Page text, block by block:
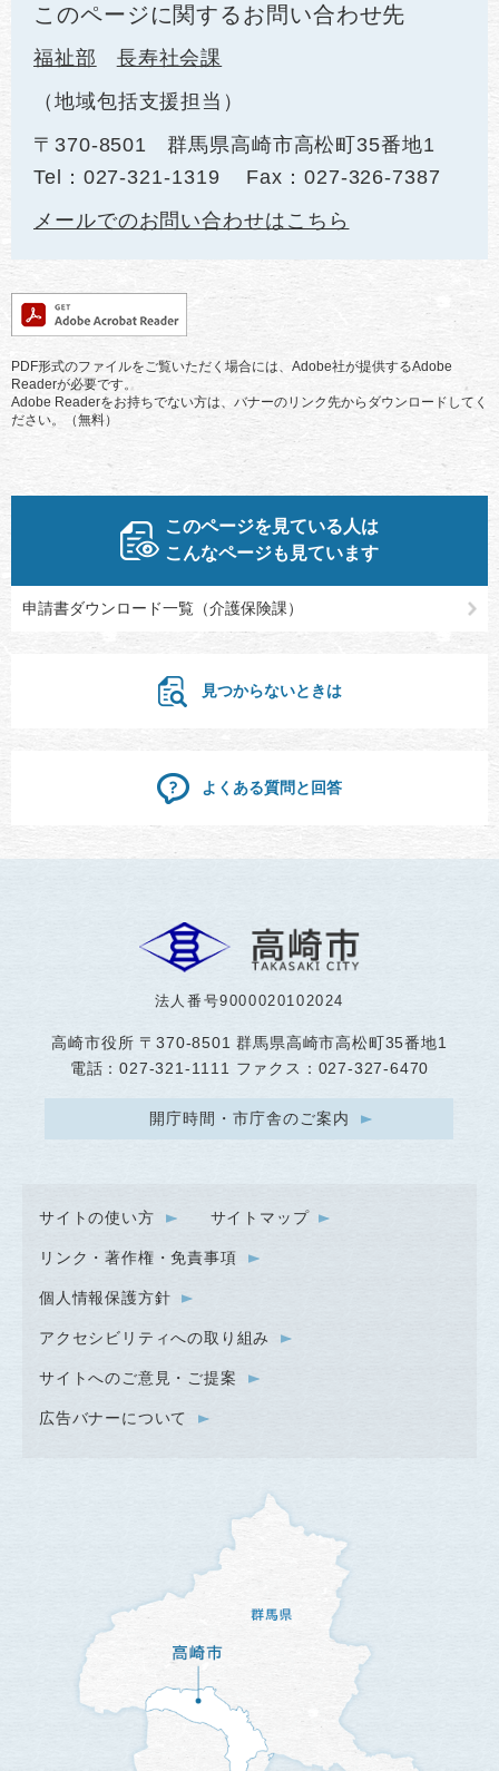
このページに関するお問い合わせ先
福祉部
長寿社会課
地域包括支援担当
〒370-8501
群馬県高崎市高松町35番地1
Tel：027-321-1319
Fax：027-326-7387
メールでのお問い合わせはこちら
PDF形式のファイルをご覧いただく場合には、Adobe社が提供するAdobe
Readerが必要です。
Adobe Readerをお持ちでない方は、バナーのリンク先からダウンロードしてく
ださい。（無料）
このページを見ている人は
こんなページも見ています
申請書ダウンロード一覧（介護保険課）
見つからないときは
よくある質問と回答
法人番号9000020102024
高崎市役所 〒370-8501 群馬県高崎市高松町35番地1
電話：027-321-1111 ファクス：027-327-6470
開庁時間・市庁舎のご案内
サイトの使い方 サイトマップ
リンク・著作権・免責事項
個人情報保護方針
アクセシビリティへの取り組み
サイトへのご意見・ご提案
広告バナーについて